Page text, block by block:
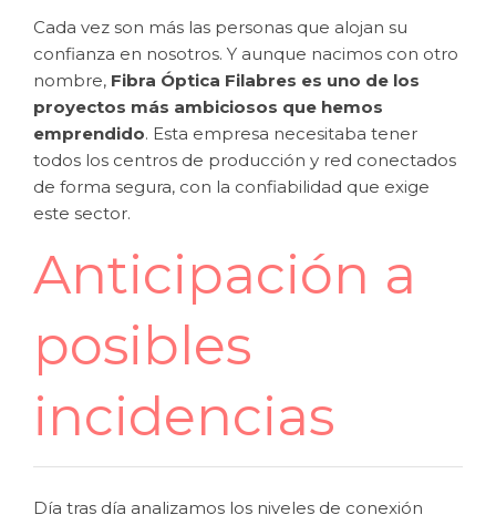
Cada vez son más las personas que alojan su
confianza en nosotros. Y aunque nacimos con otro
nombre, Fibra Óptica Filabres es uno de los
proyectos más ambiciosos que hemos
emprendido. Esta empresa necesitaba tener
todos los centros de producción y red conectados
de forma segura, con la confiabilidad que exige
este sector.
Anticipación a
posibles
incidencias
Día tras día analizamos los niveles de conexión